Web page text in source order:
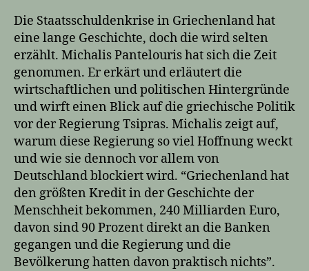
Die Staatsschuldenkrise in Griechenland hat
eine lange Geschichte, doch die wird selten
erzählt. Michalis Pantelouris hat sich die Zeit
genommen. Er erkärt und erläutert die
wirtschaftlichen und politischen Hintergründe
und wirft einen Blick auf die griechische Politik
vor der Regierung Tsipras. Michalis zeigt auf,
warum diese Regierung so viel Hoffnung weckt
und wie sie dennoch vor allem von
Deutschland blockiert wird. “Griechenland hat
den größten Kredit in der Geschichte der
Menschheit bekommen, 240 Milliarden Euro,
davon sind 90 Prozent direkt an die Banken
gegangen und die Regierung und die
Bevölkerung hatten davon praktisch nichts”.